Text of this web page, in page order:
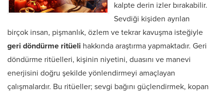
kalpte derin izler bırakabilir.
Sevdiği kişiden ayrılan
birçok insan, pişmanlık, özlem ve tekrar kavuşma isteğiyle
geri döndürme ritüeli hakkında araştırma yapmaktadır. Geri
döndürme ritüelleri, kişinin niyetini, duasını ve manevi
enerjisini doğru şekilde yönlendirmeyi amaçlayan
çalışmalardır. Bu ritüeller; sevgi bağını güçlendirmek, kopan